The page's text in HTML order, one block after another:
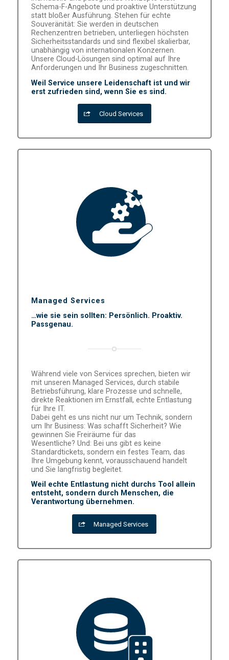
Schema-F-Angebote und proaktive Unterstützung
statt bloßer Ausführung. Stehen für echte
Souveränität: Sie werden in deutschen
Rechenzentren betrieben, unterliegen höchsten
Sicherheitsstandards und sind flexibel skalierbar,
unabhängig von internationalen Konzernen.
Unsere Cloud-Lösungen sind optimal auf Ihre
Anforderungen und Ihr Business zugeschnitten.
Weil Service unsere Leidenschaft ist und wir
erst zufrieden sind, wenn Sie es sind.
Cloud Services
Managed Services
…wie sie sein sollten: Persönlich. Proaktiv.
Passgenau.
Während viele von Services sprechen, bieten wir
mit unseren Managed Services, durch stabile
Betriebsführung, klare Prozesse und schnelle,
direkte Reaktionen im Ernstfall, echte Entlastung
für Ihre IT.
Dabei geht es uns nicht nur um Technik, sondern
um Ihr Business: Was schafft Sicherheit? Wie
gewinnen Sie Freiräume für das
Wesentliche? Und: Bei uns gibt es keine
Standardtickets, sondern ein festes Team, das
Ihre Umgebung kennt, vorausschauend handelt
und Sie langfristig begleitet.
Weil echte Entlastung nicht durchs Tool allein
entsteht, sondern durch Menschen, die
Verantwortung übernehmen.
Managed Services